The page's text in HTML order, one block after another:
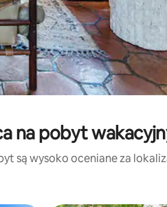
na pobyt
są wysoko oceniane za